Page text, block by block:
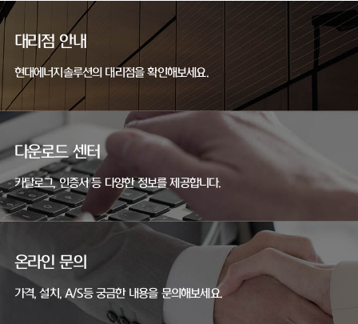
대리점 안내
현대에너지솔루션의 대리점을 확인해보세요.
다운로드 센터
카탈로그, 인증서 등 다양한 정보를 제공합니다.
온라인 문의
가격, 설치, A/S등 궁금한 내용을 문의해보세요.